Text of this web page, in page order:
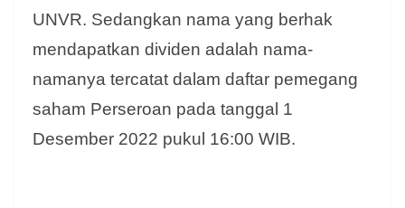
UNVR. Sedangkan nama yang berhak
mendapatkan dividen adalah nama-
namanya tercatat dalam daftar pemegang
saham Perseroan pada tanggal 1
Desember 2022 pukul 16:00 WIB.